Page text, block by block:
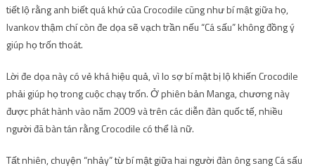
tiết lộ rằng anh biết quá khứ của Crocodile cũng như bí mật giữa họ,
Ivankov thậm chí còn đe dọa sẽ vạch trần nếu “Cá sấu” không đồng ý
giúp họ trốn thoát.
Lời đe dọa này có vẻ khá hiệu quả, vì lo sợ bí mật bị lộ khiến Crocodile
phải giúp họ trong cuộc chạy trốn. Ở phiên bản Manga, chương này
được phát hành vào năm 2009 và trên các diễn đàn quốc tế, nhiều
người đã bàn tán rằng Crocodile có thể là nữ.
Tất nhiên, chuyện “nhảy” từ bí mật giữa hai người đàn ông sang Cá sấu